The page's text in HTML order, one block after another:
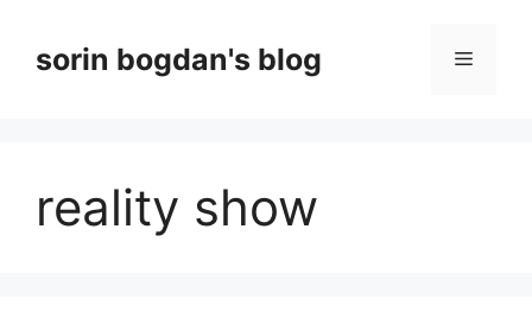
contentsorin bogdan's blog Menu
reality show